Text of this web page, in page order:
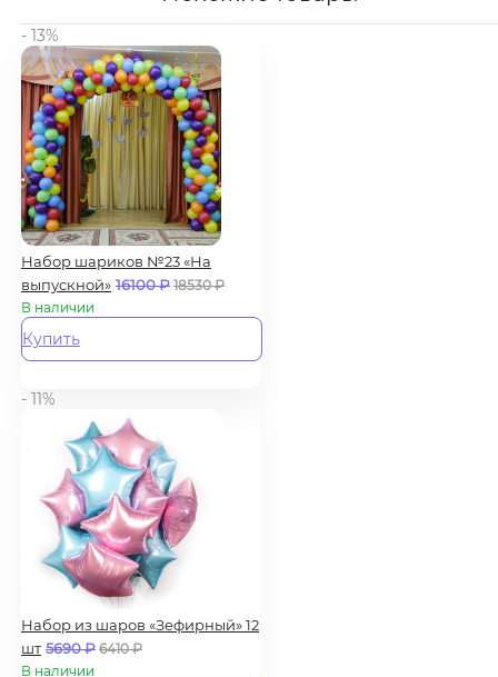
- 13%
Набор шариков №23 «На
выпускной» 16100₽ 18530₽
В наличии
Купить
- 11%
Набор из шаров «Зефирный» 12
шт 5690₽ 6410₽
В наличии